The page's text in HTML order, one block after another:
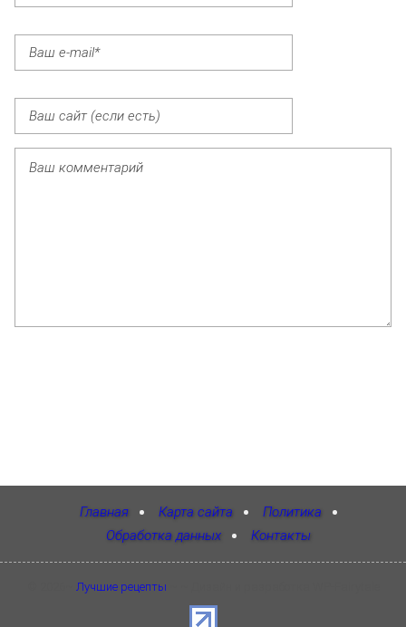
Главная Карта сайта
Политика
Обработка данных
Контакты
Лучшие рецепты